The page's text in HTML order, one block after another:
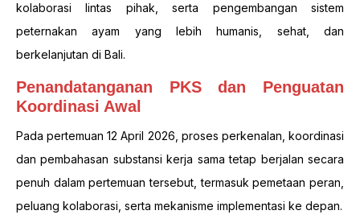
kolaborasi lintas pihak, serta pengembangan sistem
peternakan ayam yang lebih humanis, sehat, dan
berkelanjutan di Bali.
Penandatanganan PKS dan Penguatan
Koordinasi Awal
Pada pertemuan 12 April 2026, proses perkenalan, koordinasi
dan pembahasan substansi kerja sama tetap berjalan secara
penuh dalam pertemuan tersebut, termasuk pemetaan peran,
peluang kolaborasi, serta mekanisme implementasi ke depan.